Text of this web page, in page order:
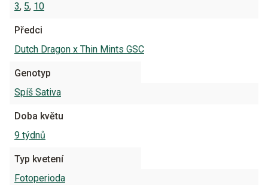
3, 5, 10
Předci
Dutch Dragon x Thin Mints GSC
Genotyp
Spíš Sativa
Doba květu
9 týdnů
Typ kvetení
Fotoperioda